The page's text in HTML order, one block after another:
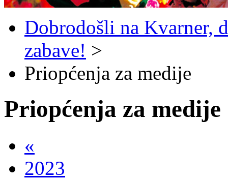
Dobrodošli na Kvarner,
zabave! >
Priopćenja za medije
Priopćenja za medije
«
2023